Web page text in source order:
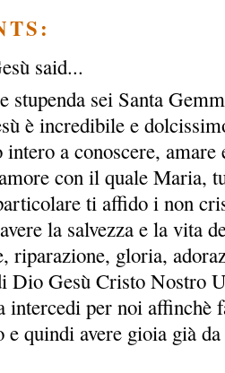
said...
stupenda sei Santa
è incredibile e
a conoscere,
con il quale Maria,
ti affido i non
la salvezza e la vita
riparazione, gloria,
Dio Gesù Cristo Nostro
intercedi per noi affinchè
quindi avere gioia già